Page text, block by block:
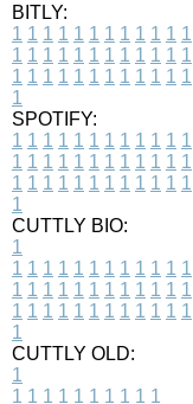
BITLY:
1 1 1 1 1 1 1 1 1 1 1 1
1 1 1 1 1 1 1 1 1 1 1 1
1 1 1 1 1 1 1 1 1 1 1 1
1
SPOTIFY:
1 1 1 1 1 1 1 1 1 1 1 1
1 1 1 1 1 1 1 1 1 1 1 1
1 1 1 1 1 1 1 1 1 1 1 1
1
CUTTLY BIO:
1
1 1 1 1 1 1 1 1 1 1 1 1
1 1 1 1 1 1 1 1 1 1 1 1
1 1 1 1 1 1 1 1 1 1 1 1
1
CUTTLY OLD:
1
1 1 1 1 1 1 1 1 1 1